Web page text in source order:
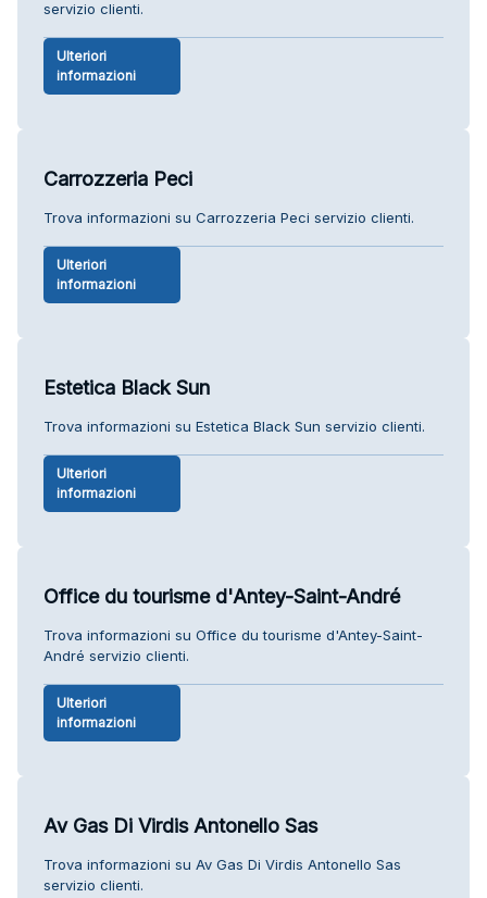
servizio clienti.
Ulteriori
informazioni
Carrozzeria Peci
Trova informazioni su Carrozzeria Peci servizio clienti.
Ulteriori
informazioni
Estetica Black Sun
Trova informazioni su Estetica Black Sun servizio clienti.
Ulteriori
informazioni
Office du tourisme d'Antey-Saint-André
Trova informazioni su Office du tourisme d'Antey-Saint-
André servizio clienti.
Ulteriori
informazioni
Av Gas Di Virdis Antonello Sas
Trova informazioni su Av Gas Di Virdis Antonello Sas
servizio clienti.